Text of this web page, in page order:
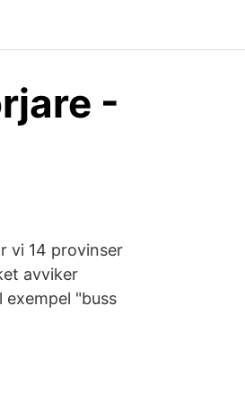
-
vi 14 provinser
avviker
"buss